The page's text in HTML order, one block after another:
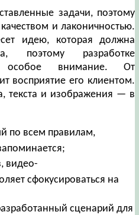
задачи, поэтому
и лаконичностью.
идею, которая должна
поэтому разработке
особое внимание. От
восприятие его клиентом.
текста и изображения — в
по всем правилам,
видео-
сфокусироваться на
сценарий для